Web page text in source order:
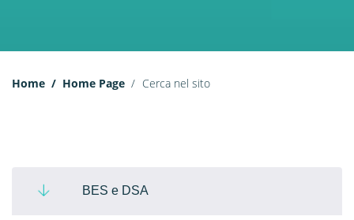
Home Home Page Cerca nel sito
BES e DSA